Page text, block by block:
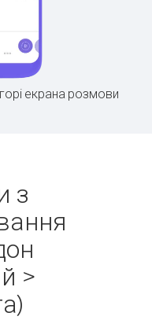
екрана розмови
з
>